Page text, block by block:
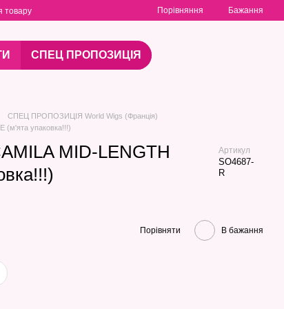
товару Порівняння Бажання
СПЕЦ ПРОПОЗИЦІЯ
СПЕЦ ПРОПОЗИЦІЯ World Wigs (Франція)
(м'ята упаковка!!!)
MID-LENGTH
Артикул
SO4687-
R
Порівняти В бажання